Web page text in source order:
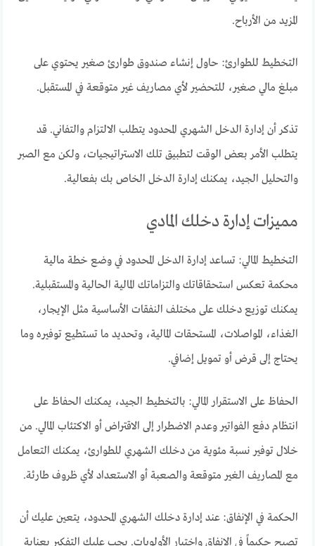
المزيد من الأرباح.
التخطيط للطوارئ: حاول إنشاء صندوق طوارئ صغير يحتوي على
مبلغ مالي صغير، للتحضير لأي مصاريف غير متوقعة في المستقبل.
تذكر أن إدارة الدخل الشهري المحدود يتطلب الالتزام والتفاني. قد
يتطلب الأمر بعض الوقت لتطبيق تلك الاستراتيجيات، ولكن مع الصبر
والتحليل الجيد، يمكنك إدارة الدخل الخاص بك بفعالية.
مميزات إدارة دخلك المادي
التخطيط المالي: تساعد إدارة الدخل المحدود في وضع خطة مالية
محكمة تعكس استحقاقاتك والتزاماتك المالية الحالية والمستقبلية.
يمكنك توزيع دخلك على مختلف النفقات الأساسية مثل الإيجار،
الغذاء، المواصلات، المستحقات المالية، وتحديد ما تستطيع توفيره وما
يحتاج إلى قرض أو تمويل إضافي.
الحفاظ على الاستقرار المالي: بالتخطيط الجيد، يمكنك الحفاظ على
انتظام دفع الفواتير وعدم الاضطرار إلى الاقتراض أو الاكتئاب المالي. من
خلال توفير نسبة مئوية من دخلك الشهري للطوارئ، يمكنك التعامل
مع المصاريف الغير متوقعة والصعبة أو الاستعداد لأي ظروف طارئة.
الحكمة في الإنفاق: عند إدارة دخلك الشهري المحدود، يتعين عليك أن
تصبح حكيماً في الإنفاق واختيار الأولويات. يجب عليك التفكير بعناية